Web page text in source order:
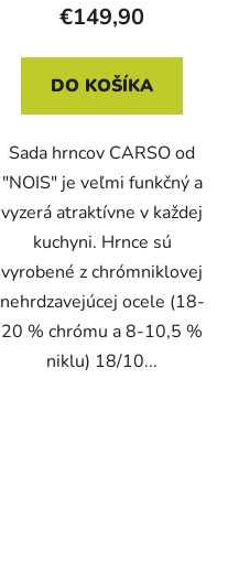
€149,90
DO KOŠÍKA
Sada hrncov CARSO od
"NOIS" je veľmi funkčný a
vyzerá atraktívne v každej
kuchyni. Hrnce sú
vyrobené z chrómniklovej
nehrdzavejúcej ocele (18-
20 % chrómu a 8-10,5 %
niklu) 18/10...